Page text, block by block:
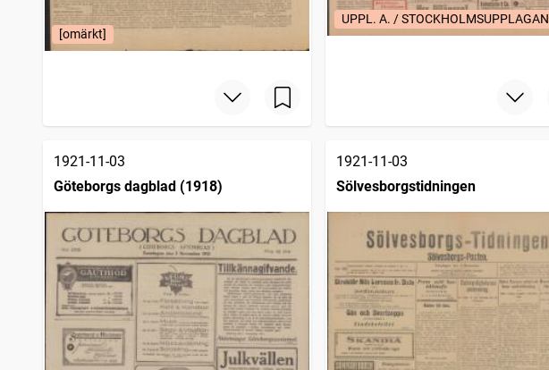
[omärkt]
UPPL. A. / STOCKHOLMSUPPLAGAN
1921-11-03
Göteborgs dagblad (1918)
1921-11-03
Sölvesborgstidningen